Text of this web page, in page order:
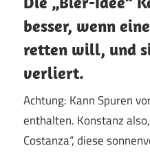
besser, wenn
retten will, und
verliert.
Achtung: Kann Spuren
enthalten. Konstanz
Costanza“, diese